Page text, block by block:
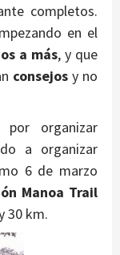
completos.
en el
a más, y que
consejos y no
por organizar
a organizar
6 de marzo
Manoa Trail
30 km.